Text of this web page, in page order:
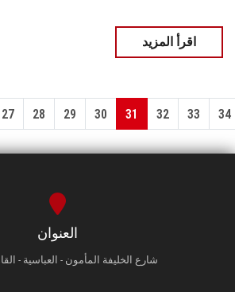
اقرأ المزيد
27 28 29 30 31 32 33 34
العنوان
شارع الخليفة المأمون - العباسية -